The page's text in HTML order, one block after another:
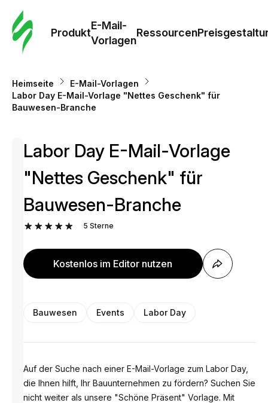
Produkt
E-Mail-
Vorlagen
Ressourcen
Heimseite
E-Mail-Vorlagen
Labor Day E-Mail-Vorlage "Nettes Geschenk" für
Bauwesen-Branche
Labor Day E-Mail-Vorlage
"Nettes Geschenk" für
Bauwesen-Branche
5 Sterne
Kostenlos im Editor nutzen
Bauwesen Events Labor Day
Auf der Suche nach einer E-Mail-Vorlage zum Labor Day,
die Ihnen hilft, Ihr Bauunternehmen zu fördern? Suchen Sie
nicht weiter als unsere "Schöne Präsent" Vorlage. Mit